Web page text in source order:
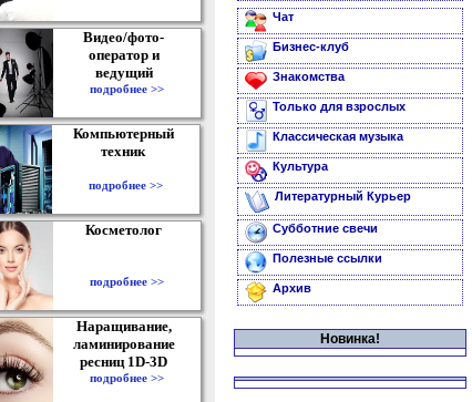
Видео/фото-
оператор и
ведущий
подробнее >>
Компьютерный
техник
подробнее >>
Косметолог
подробнее >>
Наращивание,
ламинирование
ресниц 1D-3D
подробнее >>
Чат
Бизнес-клуб
Знакомства
Только для взрослых
Классическая музыка
Культура
Литературный Курьер
Субботние свечи
Полезные ссылки
Архив
Новинка!